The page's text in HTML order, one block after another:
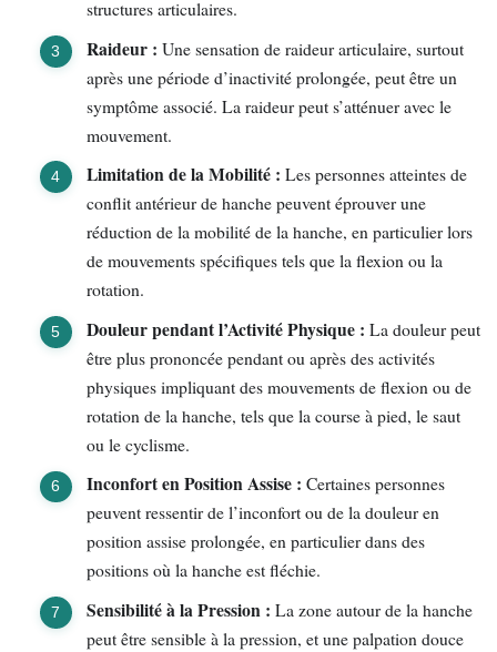
structures articulaires.
Raideur : Une sensation de raideur articulaire, surtout
après une période d’inactivité prolongée, peut être un
symptôme associé. La raideur peut s’atténuer avec le
mouvement.
Limitation de la Mobilité : Les personnes atteintes de
conflit antérieur de hanche peuvent éprouver une
réduction de la mobilité de la hanche, en particulier lors
de mouvements spécifiques tels que la flexion ou la
rotation.
Douleur pendant l’Activité Physique : La douleur peut
être plus prononcée pendant ou après des activités
physiques impliquant des mouvements de flexion ou de
rotation de la hanche, tels que la course à pied, le saut
ou le cyclisme.
Inconfort en Position Assise : Certaines personnes
peuvent ressentir de l’inconfort ou de la douleur en
position assise prolongée, en particulier dans des
positions où la hanche est fléchie.
Sensibilité à la Pression : La zone autour de la hanche
peut être sensible à la pression, et une palpation douce